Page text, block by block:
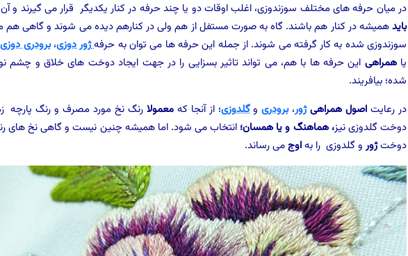
در میان حرفه های مختلف سوزندوزی، اغلب اوقات دو یا چند حرفه در کنار یکدیگر قرار می گیرند و
بایدهمیشه در کنار هم باشند. گاه به صورت مستفل از هم ولی در کنارهم دیده می شوند و گاهی هم
سوزندوزی شده به کار گرفته می شوند. از جمله این حرفه ها می توان به حرفهژور دوزی،برودری دوزی
یاهمراهی این حرفه ها با هم، می تواند تاثیر بسزایی را در جهت ایجاد دوخت های خلاق و چشم
شده؛ بیافریند.
در رعایت اصول همراهی ژور،برودریوگلدوزی؛ از آنجا کهمعمولا رنگ نخ مورد مصرف و رنگ پارچه
دوخت گلدوزی نیز، هماهنگ و یا همسان؛ انتخاب می شود. اما همیشه چنین نیست و گاهی نخ های
دوختژور و گلدوزی را بهاوجمی رساند.